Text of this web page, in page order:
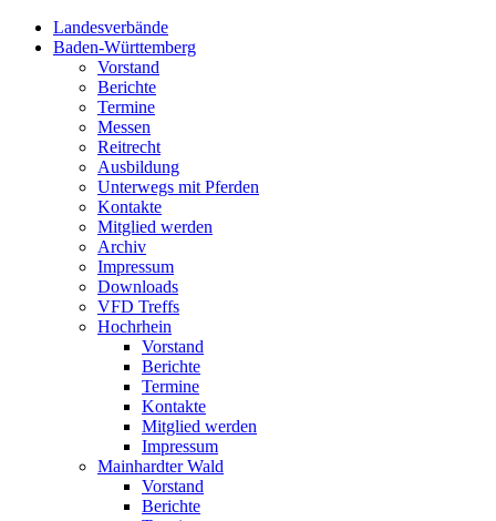
Landesverbände
Baden-Württemberg
Vorstand
Berichte
Termine
Messen
Reitrecht
Ausbildung
Unterwegs mit Pferden
Kontakte
Mitglied werden
Archiv
Impressum
Downloads
VFD Treffs
Hochrhein
Vorstand
Berichte
Termine
Kontakte
Mitglied werden
Impressum
Mainhardter Wald
Vorstand
Berichte